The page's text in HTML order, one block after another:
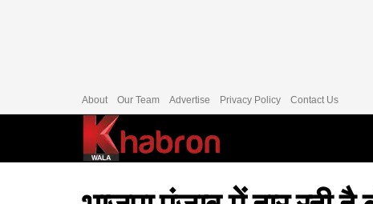
About Our Team Advertise Privacy Policy Contact Us